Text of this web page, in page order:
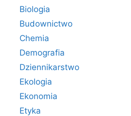
Biologia
Budownictwo
Chemia
Demografia
Dziennikarstwo
Ekologia
Ekonomia
Etyka